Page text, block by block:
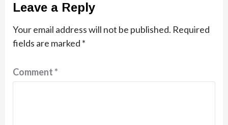
Leave a Reply
Your email address will not be published. Required
fields are marked *
Comment*